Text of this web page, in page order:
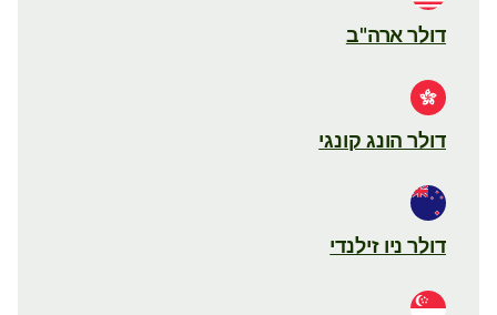
דולר ארה"ב
דולר הונג קונגי
דולר ניו זילנדי